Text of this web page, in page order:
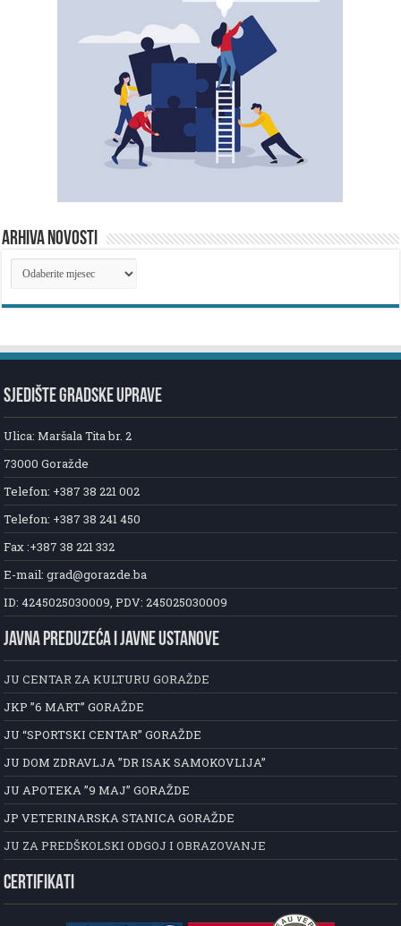
ARHIVA NOVOSTI
ARHIVA
NOVOSTI
SJEDIŠTE GRADSKE UPRAVE
Ulica: Maršala Tita br. 2
73000 Goražde
Telefon: +387 38 221 002
Telefon: +387 38 241 450
Fax :+387 38 221 332
E-mail: grad@gorazde.ba
ID: 4245025030009, PDV: 245025030009
JAVNA PREDUZEĆA I JAVNE USTANOVE
JU CENTAR ZA KULTURU GORAŽDE
JKP ”6 MART” GORAŽDE
JU “SPORTSKI CENTAR” GORAŽDE
JU DOM ZDRAVLJA ”DR ISAK SAMOKOVLIJA”
JU APOTEKA ”9 MAJ” GORAŽDE
JP VETERINARSKA STANICA GORAŽDE
JU ZA PREDŠKOLSKI ODGOJ I OBRAZOVANJE
CERTIFIKATI